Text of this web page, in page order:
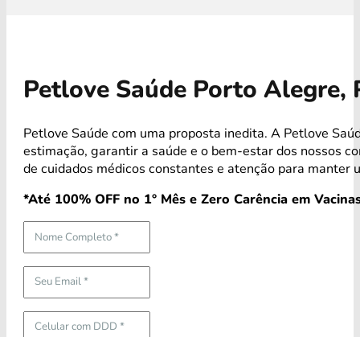
Petlove Saúde Porto Alegre,
Petlove Saúde com uma proposta inedita. A Petlove
estimação, garantir a saúde e o bem-estar dos nossos
de cuidados médicos constantes e atenção para manter
*Até 100% OFF no 1° Mês e Zero Carência em